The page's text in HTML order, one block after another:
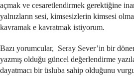
açmak ve cesaretlendirmek gerektiğine
yalnızların sesi, kimsesizlerin kimsesi
kavramak e kavratmak istiyorum.
Bazı yorumcular, Seray Sever’in bir
yazmış olduğu güncel değerlendirme
dayatmacı bir üsluba sahip olduğunu